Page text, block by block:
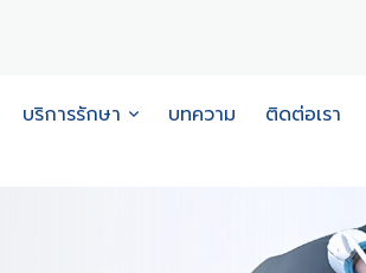
บริการรักษา บทความ ติดต่อเรา